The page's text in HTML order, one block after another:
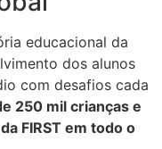
educacional da
dos alunos
com desafios cada
250 mil crianças e
FIRST em todo o